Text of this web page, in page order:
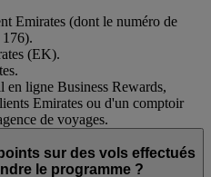
Emirates (dont le numéro de
(EK).
en ligne Business Rewards,
Emirates ou d'un comptoir
de voyages.
sur des vols effectués
le programme ?